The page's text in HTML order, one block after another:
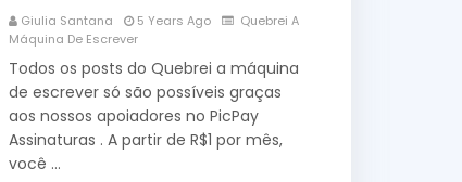
Giulia Santana 5 Years Ago
Quebrei A
Máquina De Escrever
Todos os posts do Quebrei a máquina
de escrever só são possíveis graças
aos nossos apoiadores no PicPay
Assinaturas . A partir de R$1 por mês,
você …